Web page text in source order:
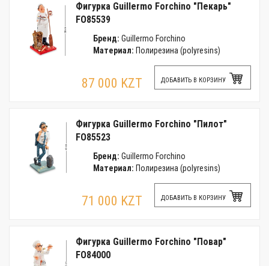
Фигурка Guillermo Forchino "Пекарь"
FO85539
Бренд: Guillermo Forchino
Материал: Полирезина (polyresins)
87 000 KZT ДОБАВИТЬ В КОРЗИНУ
Фигурка Guillermo Forchino "Пилот"
FO85523
Бренд: Guillermo Forchino
Материал: Полирезина (polyresins)
71 000 KZT ДОБАВИТЬ В КОРЗИНУ
Фигурка Guillermo Forchino "Повар"
FO84000